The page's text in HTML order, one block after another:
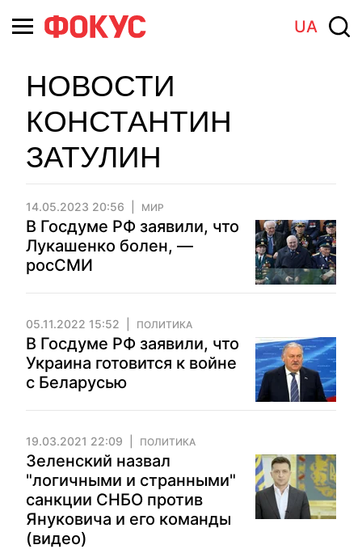
UA
НОВОСТИ
КОНСТАНТИН
ЗАТУЛИН
14.05.2023 20:56 МИР
В Госдуме РФ заявили, что
Лукашенко болен, —
росСМИ
05.11.2022 15:52 ПОЛИТИКА
В Госдуме РФ заявили, что
Украина готовится к войне
с Беларусью
19.03.2021 22:09 ПОЛИТИКА
Зеленский назвал
"логичными и странными"
санкции СНБО против
Януковича и его команды
(видео)